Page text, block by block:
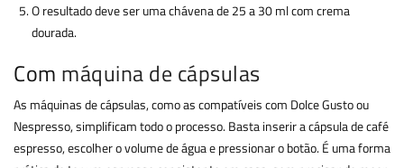
O resultado deve ser uma chávena de 25 a 30 ml com crema
dourada.
Com máquina de cápsulas
As máquinas de cápsulas, como as compatíveis com Dolce Gusto ou
Nespresso, simplificam todo o processo. Basta inserir a cápsula de café
espresso, escolher o volume de água e pressionar o botão. É uma forma